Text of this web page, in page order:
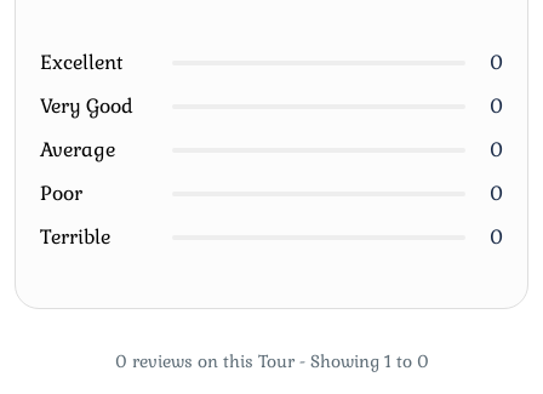
Excellent
0
Very Good
0
Average
0
Poor
0
Terrible
0
0 reviews on this Tour - Showing 1 to 0